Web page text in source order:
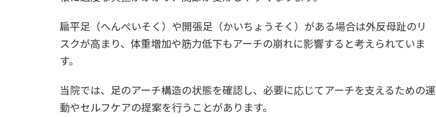
扁平足（へんぺいそく）や開張足（かいちょうそく）がある場合は外反母趾のリ
スクが高まり、体重増加や筋力低下もアーチの崩れに影響すると考えられていま
す。
当院では、足のアーチ構造の状態を確認し、必要に応じてアーチを支えるための運
動やセルフケアの提案を行うことがあります。